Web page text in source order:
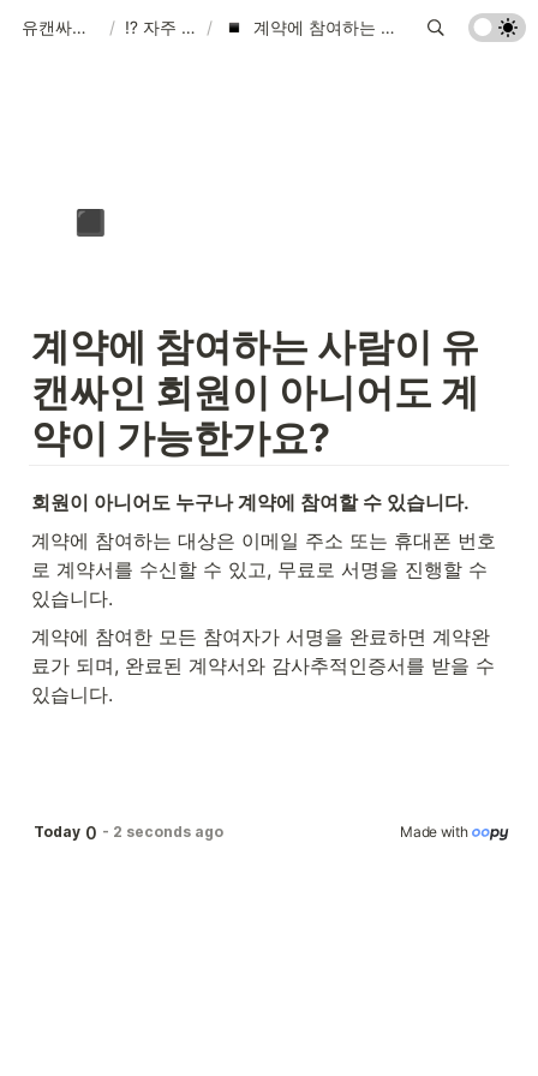
유캔싸인 고객센터 / ⁉️ 자주 묻는 질문 / 계약에 참여하는 사람이 유캔싸인 회원이 아니어도 계약이 가능한가요?
▪️
계약에 참여하는 사람이 유
캔싸인 회원이 아니어도 계
약이 가능한가요?
회원이 아니어도 누구나 계약에 참여할 수 있습니다.
계약에 참여하는 대상은 이메일 주소 또는 휴대폰 번호
로 계약서를 수신할 수 있고, 무료로 서명을 진행할 수
있습니다.
계약에 참여한 모든 참여자가 서명을 완료하면 계약완
료가 되며, 완료된 계약서와 감사추적인증서를 받을 수
있습니다.
Today 0 - 2 seconds ago Made with